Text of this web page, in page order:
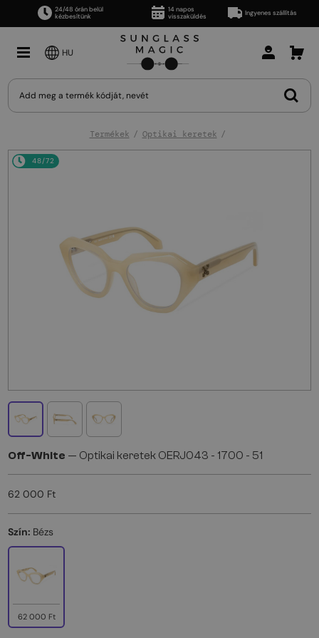
24/48 órán belül
kézbesítünk
14 napos
visszaküldés
Ingyenes szállítás
HU
Termékek Optikai keretek
48/72
Off-White — Optikai keretek OERJ043 - 1700 - 51
62 000 Ft
Szín: Bézs
62 000 Ft